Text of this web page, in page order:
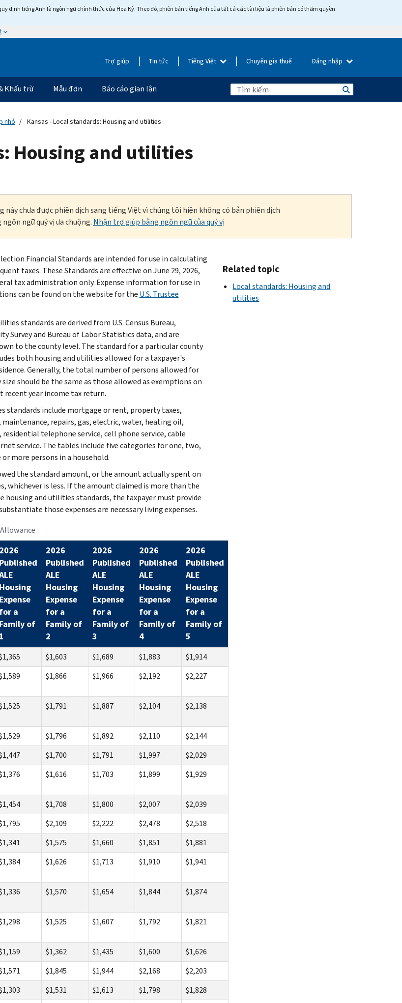
định tiếng Anh là ngôn ngữ chính thức của Hoa Kỳ. Theo đó, phiên bản tiếng Anh của tất cả các tài liệu là phiên bản có thẩm quyền
Trợ giúp Tin tức Tiếng Việt Chuyên gia thuế Đăng nhập
Khấu trừ Mẫu đơn Báo cáo gian lận
nhỏ Kansas - Local standards: Housing and utilities
Housing and utilities
này chưa được phiên dịch sang tiếng Việt vì chúng tôi hiện không có bản phiên dịch
ngôn ngữ quý vị ưa chuộng. Nhận trợ giúp bằng ngôn ngữ của quý vị
Financial Standards are intended for use in calculating
taxes. These Standards are effective on June 29, 2026,
tax administration only. Expense information for use in
can be found on the website for the U.S. Trustee
standards are derived from U.S. Census Bureau,
Survey and Bureau of Labor Statistics data, and are
to the county level. The standard for a particular county
both housing and utilities allowed for a taxpayer's
Generally, the total number of persons allowed for
should be the same as those allowed as exemptions on
recent year income tax return.
standards include mortgage or rent, property taxes,
repairs, gas, electric, water, heating oil,
telephone service, cell phone service, cable
service. The tables include five categories for one, two,
more persons in a household.
the standard amount, or the amount actually spent on
whichever is less. If the amount claimed is more than the
housing and utilities standards, the taxpayer must provide
those expenses are necessary living expenses.
2026
Published
Housing
Expense
for a
Family of
1
2026
Published
ALE
Housing
Expense
for a
Family of
2
2026
Published
ALE
Housing
Expense
for a
Family of
3
2026
Published
ALE
Housing
Expense
for a
Family of
4
2026
Published
ALE
Housing
Expense
for a
Family of
5
$1,603 $1,689 $1,883
$1,914
$1,866 $1,966 $2,192 $2,227
$1,791 $1,887 $2,104 $2,138
$1,796 $1,892 $2,110
$2,144
$1,700 $1,791 $1,997
$2,029
$1,616 $1,703 $1,899 $1,929
$1,708 $1,800 $2,007
$2,039
$2,109 $2,222 $2,478
$2,518
$1,575 $1,660 $1,851
$1,881
$1,626 $1,713 $1,910 $1,941
$1,570 $1,654 $1,844 $1,874
$1,525 $1,607 $1,792 $1,821
$1,362 $1,435 $1,600
$1,626
$1,845 $1,944 $2,168
$2,203
$1,531 $1,613 $1,798
$1,828
Related topic
Local standards: Housing and
utilities